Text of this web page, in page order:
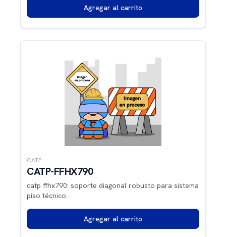
Agregar al carrito
CATP
CATP-FFHX790
catp ffhx790: soporte diagonal robusto para sistema
piso técnico.
Agregar al carrito